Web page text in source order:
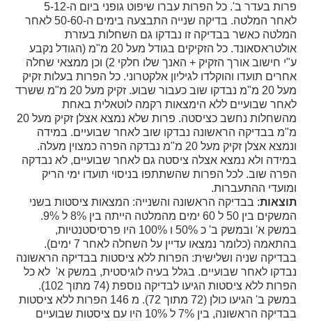
פרות בעדר ב'. כל הפרות עברו שיפוט גופני ביום ה-5-12
לאחר המלטה. בדיקה שנייה התבצעה בימים ה-50-60 לאחר
המלטה כאשר בבדיקה זו נבדקו גם השחלות בעזרת
אולטראסאונד. כל הזקיקים בגודל מעל
20 מ"מ (הגודל נקבע
ע"י חישוב אורך הזקיק + האנך שלו חלקי 2) וכן ממצאי שחלה
אחרים תועדו והוקלדו לגיליון אלקטרוני. כל הפרות בעלות זקיק
מעל 20 מ"מ נבדקו שוב כעבור שבוע. זקיק מעל 20 מ"מ ששרד
לאחר שבועיים ללא הימצאות רקמה לוטאלית באחת
מהשחלות נחשב כציסטה. פרות שלא נמצא אצלן זקיק מעל 20
מ"מ בבדיקה הראשונה נבדקו שוב לאחר שבועיים. במידה
ונמצא אצלן זקיק מעל 20 מ"מ נבדקה הפרה כמצוין מעלה.
במידה ולא נמצא אצלה ציסטה גם לאחר שבועיים, לא נבדקה
הפרה שוב. לכל הפרות שהשתתפו בניסוי תועדו ימי הריק
ומועדי ההתעברות.
תוצאות: בבדיקה הראשונה והשנייה: המצאות ציסטות בשני
המשקים בין 50 ל 60 ימים מהמלטה הייתה בין 8% ל 9%.
במשק א' ובמשק ב' כ 50% ו 100% היו פרסיסטנטיות,
בהתאמה (כלומר נמצאו עדיין על השחלה לאחר 7 ימים).
בבדיקה שניה ושלישית: הפרות ללא ציסטות בבדיקה הראשונה
נבדקו לאחר שבועיים. בגלל בעיה לוגיסטית, במשק א' לא כל
הפרות ללא ציסטות הגיעו לבדיקה נוספת (74 מתוך 102).
במשק ב' הגיעו כולן (72 מתוך 72). מ 146 הפרות ללא ציסטות
בבדיקה הראשונה, בין 7% ל 10% היו עם ציסטות שבועיים